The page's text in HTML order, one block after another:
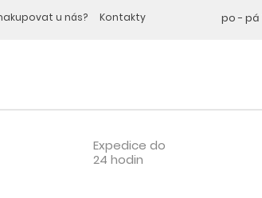
u nás? Kontakty po - pá
Expedice do
24 hodin